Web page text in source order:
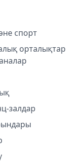
спорт
орталықтар
залдар